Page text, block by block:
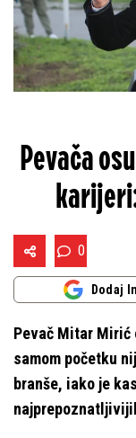
Pevača
0
Dodaj
Pevač Mitar
samom početku
branše, iako je